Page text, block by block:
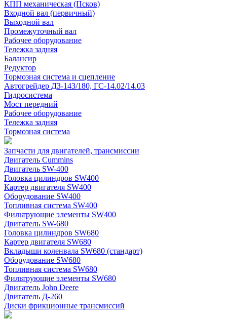
КПП механическая (Псков)
Входной вал (первичный)
Выходной вал
Промежуточный вал
Рабочее оборудование
Тележка задняя
Балансир
Редуктор
Тормозная система и сцепление
Автогрейдер ДЗ-143/180, ГС-14.02/14.03
Гидросистема
Мост передний
Рабочее оборудование
Тележка задняя
Тормозная система
Запчасти для двигателей, трансмиссии
Двигатель Cummins
Двигатель SW-400
Головка цилиндров SW400
Картер двигателя SW400
Оборудование SW400
Топливная система SW400
Фильтрующие элементы SW400
Двигатель SW-680
Головка цилиндров SW680
Картер двигателя SW680
Вкладыши коленвала SW680 (стандарт)
Оборудование SW680
Топливная система SW680
Фильтрующие элементы SW680
Двигатель John Deere
Двигатель Д-260
Диски фрикционные трансмиссий